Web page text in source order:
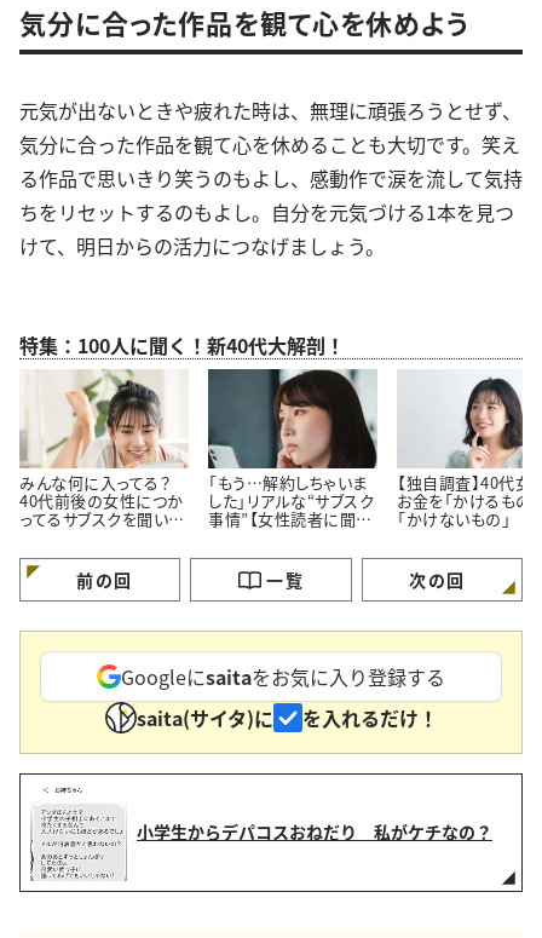
気分に合った作品を観て心を休めよう
元気が出ないときや疲れた時は、無理に頑張ろうとせず、
気分に合った作品を観て心を休めることも大切です。笑え
る作品で思いきり笑うのもよし、感動作で涙を流して気持
ちをリセットするのもよし。自分を元気づける1本を見つ
けて、明日からの活力につなげましょう。
特集：100人に聞く！新40代大解剖！
みんな何に入ってる？
40代前後の女性につか
ってるサブスクを聞いて
「もう…解約しちゃいま
した」リアルな“サブスク
事情”【女性読者に聞い
【独自調査】40代女
お金を「かけるもの」
「かけないもの」
前の回 一覧 次の回
Googleにsaitaをお気に入り登録する
saita(サイタ)に
を入れるだけ！
小学生からデパコスおねだり 私がケチなの？